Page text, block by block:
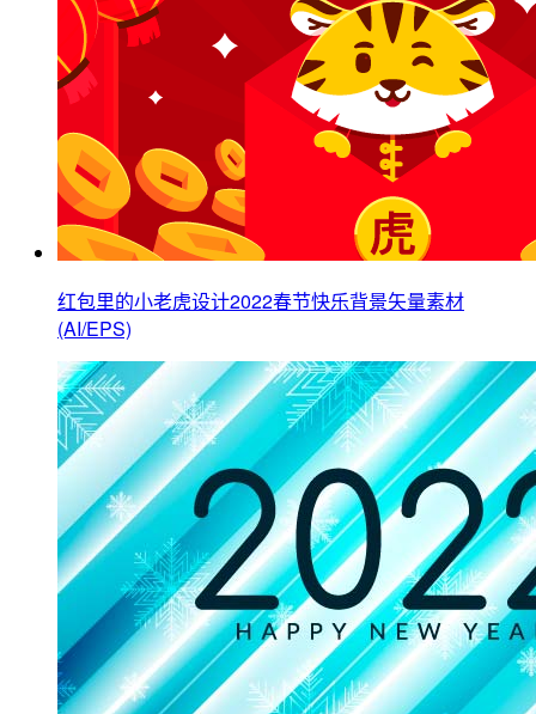
红包里的小老虎设计2022春节快乐背景矢量素材
(AI/EPS)